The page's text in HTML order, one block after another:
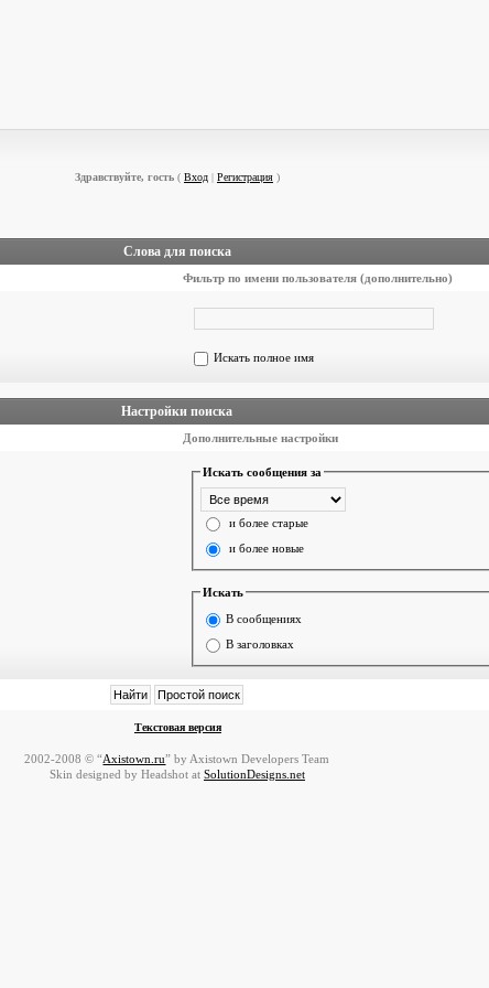
Здравствуйте, гость( Вход| Регистрация)
Слова для поиска
Фильтр по имени пользователя (дополнительно)
Искать полное имя
Настройки поиска
Дополнительные настройки
Искать сообщения за
и более старые
и более новые
Искать
В сообщениях
В заголовках
Текстовая версия
2002-2008 © “Axistown.ru” by Axistown Developers Team
Skin designed by Headshot at SolutionDesigns.net